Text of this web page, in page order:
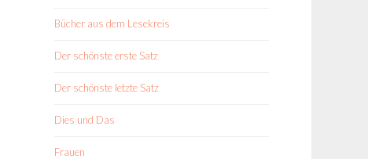
Bücher aus dem Lesekreis
Der schönste erste Satz
Der schönste letzte Satz
Dies und Das
Frauen